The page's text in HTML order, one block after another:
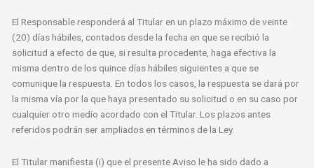
El Responsable responderá al Titular en un plazo máximo de veinte
(20) días hábiles, contados desde la fecha en que se recibió la
solicitud a efecto de que, si resulta procedente, haga efectiva la
misma dentro de los quince días hábiles siguientes a que se
comunique la respuesta. En todos los casos, la respuesta se dará por
la misma vía por la que haya presentado su solicitud o en su caso por
cualquier otro medio acordado con el Titular. Los plazos antes
referidos podrán ser ampliados en términos de la Ley.
El Titular manifiesta (i) que el presente Aviso le ha sido dado a